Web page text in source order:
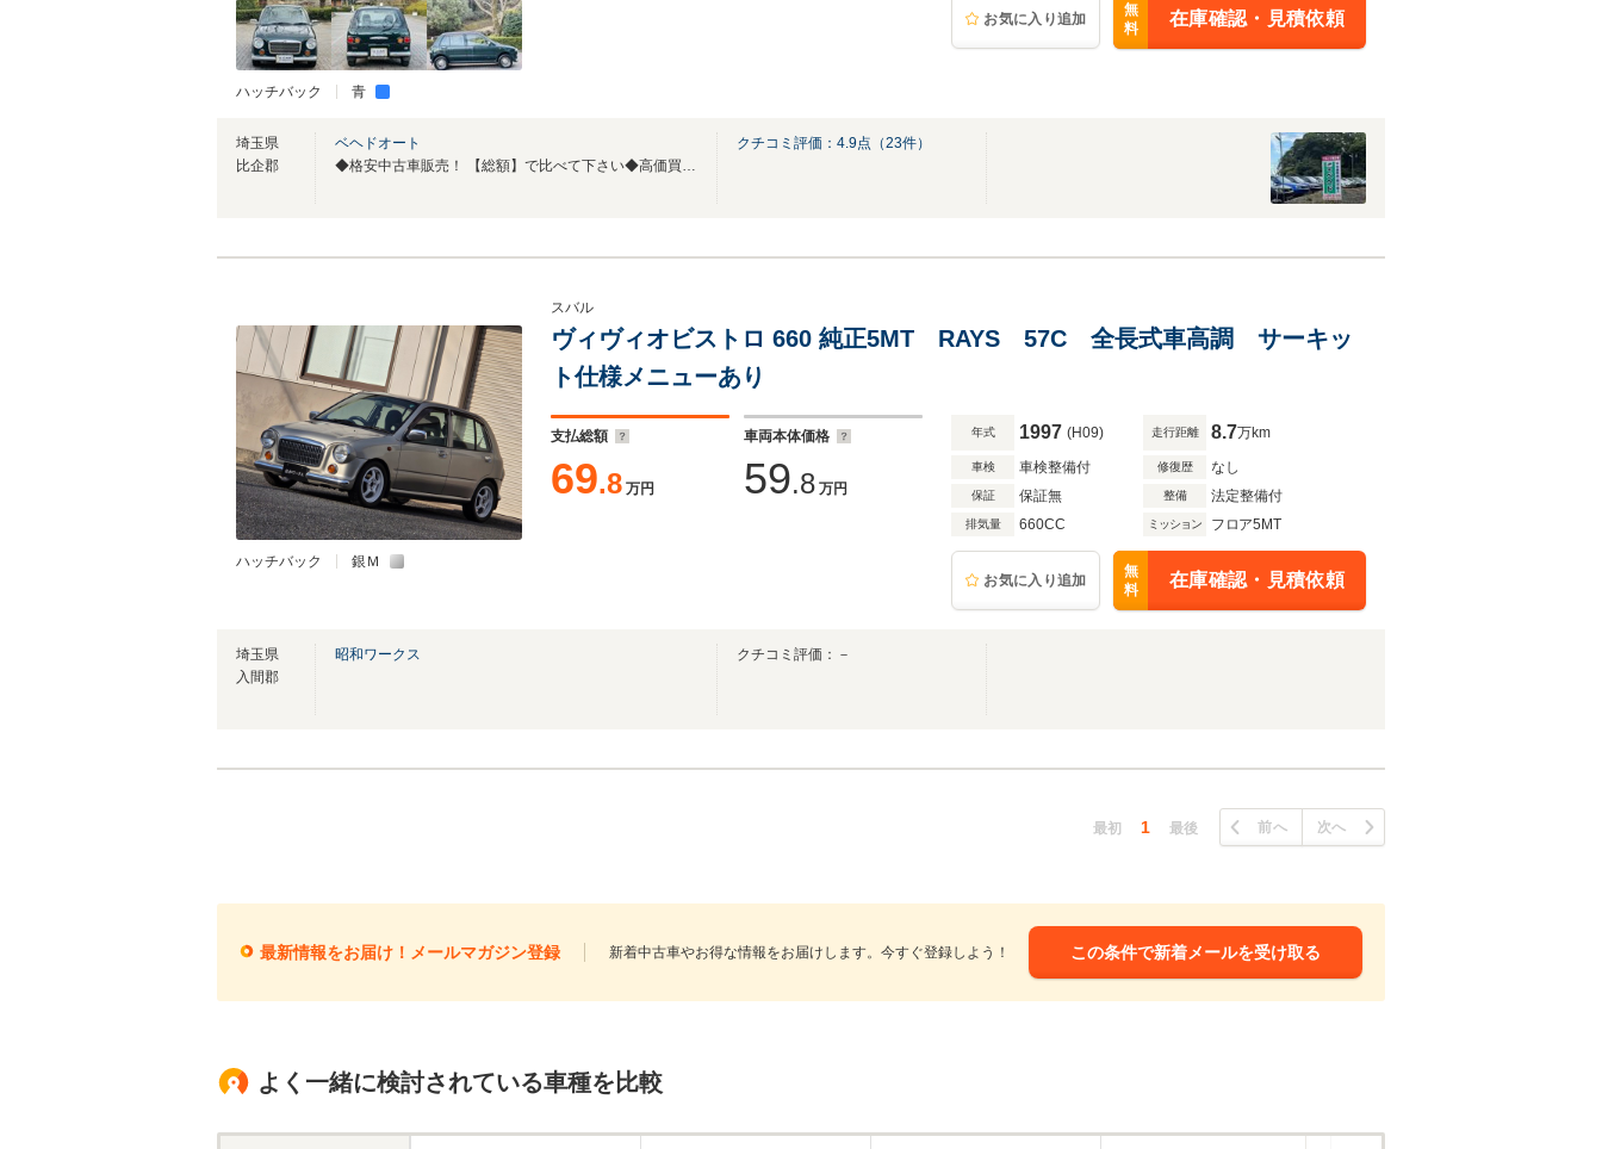
ハッチバック 青
お気に入り追加
無
料
在庫確認・見積依頼
埼玉県
比企郡
ベヘドオート
◆格安中古車販売！ 【総額】で比べて下さい◆高価買取実施中！◆カード払い可能◆
クチコミ評価： 4.9点（23件）
ハッチバック 銀Ｍ
スバル
ヴィヴィオビストロ 660 純正5MT RAYS 57C 全長式車高調 サーキッ
ト仕様メニューあり
支払総額
69.8 万円
車両本体価格
59.8 万円
年式 1997 (H09) 走行距離 8.7万km
車検 車検整備付 修復歴 なし
保証 保証無 整備 法定整備付
排気量 660CC ミッション フロア5MT
お気に入り追加
無
料
在庫確認・見積依頼
埼玉県
入間郡
昭和ワークス クチコミ評価：－
最初 1 最後 前へ 次へ
最新情報をお届け！メールマガジン登録 新着中古車やお得な情報をお届けします。今すぐ登録しよう！ この条件で新着メールを受け取る
よく一緒に検討されている車種を比較